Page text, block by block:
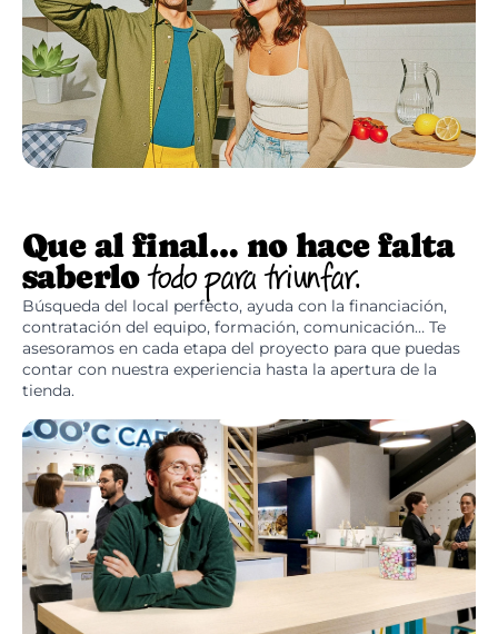
Que al final… no hace falta
saberlotodo para triunfar.
Búsqueda del local perfecto, ayuda con la financiación,
contratación del equipo, formación, comunicación… Te
asesoramos en cada etapa del proyecto para que puedas
contar con nuestra experiencia hasta la apertura de la
tienda.